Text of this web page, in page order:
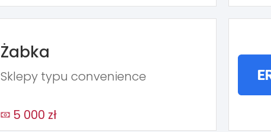
Żabka
Sklepy typu convenience
5 000 zł